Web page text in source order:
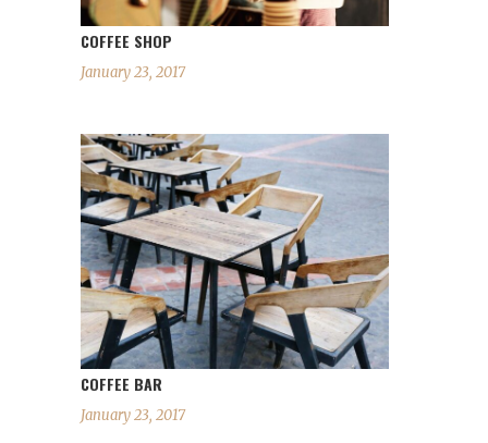
COFFEE SHOP
January 23, 2017
COFFEE BAR
January 23, 2017